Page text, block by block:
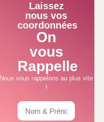
Laissez
nous vos
coordonnées
On
vous
Rappelle
Nous vous rappelons au plus vite
!